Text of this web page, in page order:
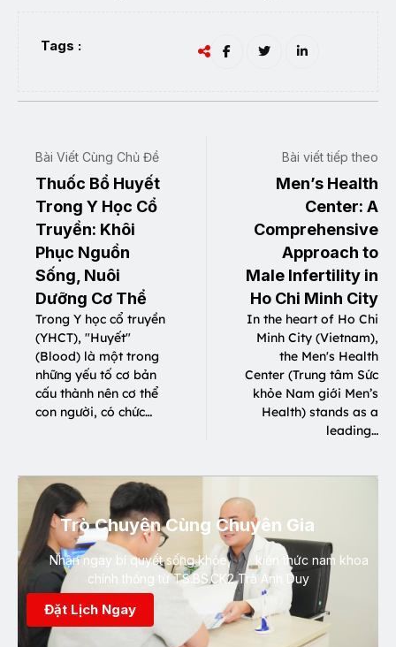
Tags :
Bài Viết Cùng Chủ Đề
Thuốc Bổ Huyết
Trong Y Học Cổ
Truyền: Khôi
Phục Nguồn
Sống, Nuôi
Dưỡng Cơ Thể
Trong Y học cổ truyền
(YHCT), "Huyết"
(Blood) là một trong
những yếu tố cơ bản
cấu thành nên cơ thể
con người, có chức…
Bài viết tiếp theo
Men’s Health
Center: A
Comprehensive
Approach to
Male Infertility in
Ho Chi Minh City
In the heart of Ho Chi
Minh City (Vietnam),
the Men's Health
Center (Trung tâm Sức
khỏe Nam giới Men’s
Health) stands as a
leading…
Trò Chuyện Cùng Chuyên Gia
Nhận ngay bí quyết sống khỏe, kiến thức nam khoa
chính thống từ TS.BS.CK2 Trà Anh Duy
Đặt Lịch Ngay